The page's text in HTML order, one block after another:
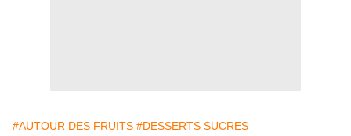
#AUTOUR DES FRUITS #DESSERTS SUCRES